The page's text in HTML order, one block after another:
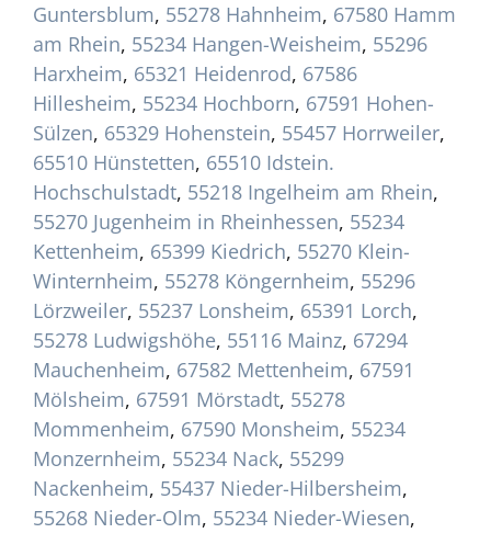
Guntersblum, 55278 Hahnheim, 67580 Hamm
am Rhein, 55234 Hangen-Weisheim, 55296
Harxheim, 65321 Heidenrod, 67586
Hillesheim, 55234 Hochborn, 67591 Hohen-
Sülzen, 65329 Hohenstein, 55457 Horrweiler,
65510 Hünstetten, 65510 Idstein.
Hochschulstadt, 55218 Ingelheim am Rhein,
55270 Jugenheim in Rheinhessen, 55234
Kettenheim, 65399 Kiedrich, 55270 Klein-
Winternheim, 55278 Köngernheim, 55296
Lörzweiler, 55237 Lonsheim, 65391 Lorch,
55278 Ludwigshöhe, 55116 Mainz, 67294
Mauchenheim, 67582 Mettenheim, 67591
Mölsheim, 67591 Mörstadt, 55278
Mommenheim, 67590 Monsheim, 55234
Monzernheim, 55234 Nack, 55299
Nackenheim, 55437 Nieder-Hilbersheim,
55268 Nieder-Olm, 55234 Nieder-Wiesen,